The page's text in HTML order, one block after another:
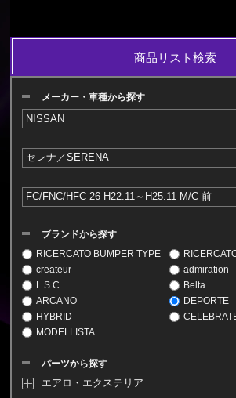
商品リスト検索
メーカー・車種から探す
ブランドから探す
RICERCATO BUMPER TYPE
createur
admiration
L.S.C
Belta
ARCANO
DEPORTE
HYBRID
MODELLISTA
パーツから探す
エアロ・エクステリア